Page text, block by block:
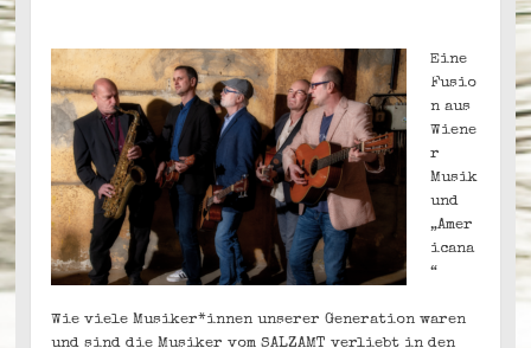
Eine
Fusio
n aus
Wiene
r
Musik
und
„Amer
icana
“
Wie viele Musiker*innen unserer Generation waren
und sind die Musiker vom SALZAMT verliebt in den